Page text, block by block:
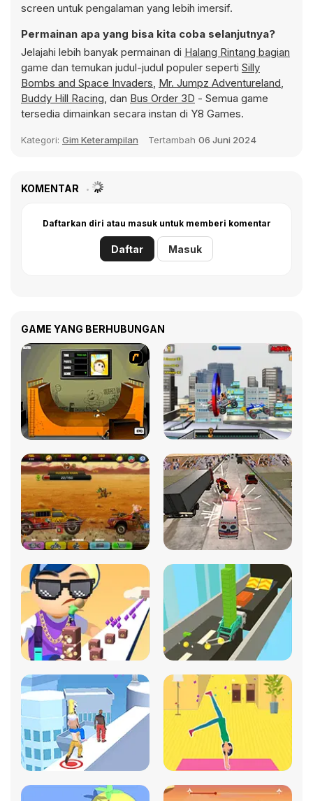
screen untuk pengalaman yang lebih imersif.
Permainan apa yang bisa kita coba selanjutnya?
Jelajahi lebih banyak permainan di Halang Rintang bagian
game dan temukan judul-judul populer seperti Silly
Bombs and Space Invaders, Mr. Jumpz Adventureland,
Buddy Hill Racing, dan Bus Order 3D - Semua game
tersedia dimainkan secara instan di Y8 Games.
Kategori: Gim Keterampilan Tertambah 06 Juni 2024
KOMENTAR
Daftarkan diri atau masuk untuk memberi komentar
Daftar Masuk
GAME YANG BERHUBUNGAN